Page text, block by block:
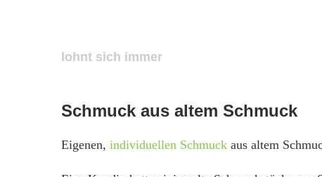
lohnt sich immer
Schmuck aus altem Schmuck
Eigenen, individuellen Schmuck aus altem